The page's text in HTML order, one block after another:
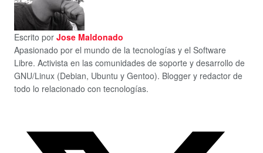
Escrito por Jose Maldonado
Apasionado por el mundo de la tecnologías y el Software
Libre. Activista en las comunidades de soporte y desarrollo de
GNU/Linux (Debian, Ubuntu y Gentoo). Blogger y redactor de
todo lo relacionado con tecnologías.